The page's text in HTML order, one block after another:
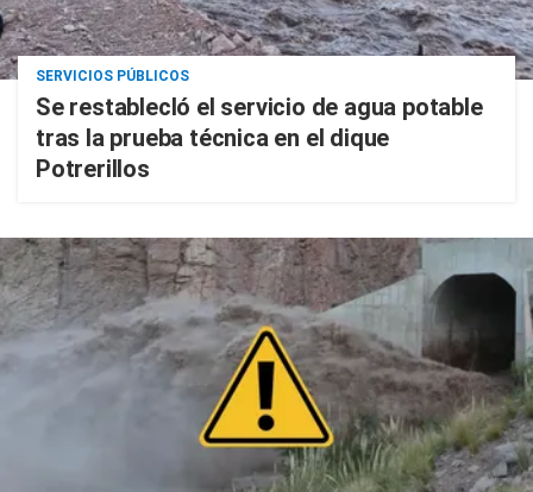
SERVICIOS PÚBLICOS
Se restablecIó el servicio de agua potable
tras la prueba técnica en el dique
Potrerillos